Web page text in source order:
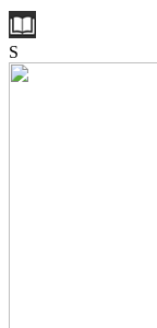
S